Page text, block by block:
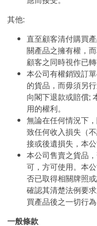
其他:
直至顧客清付購買
關產品之擁有權，
顧客之同時視作已轉
本公司有權銷毀訂
的貨品，而毋須另
向閣下退款或賠償;
用的權利。
無論在任何情況下
致任何收入損失（
接或後遺損失，本公
本公司售賣之貨品
可，方可使用。本
否已取得相關牌照
確認其清楚法例要
買產品後之一切行為
一般條款